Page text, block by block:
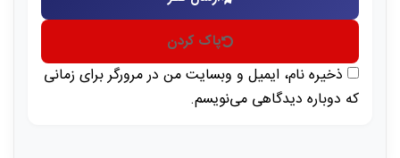
پاک کردن
ذخیره نام، ایمیل و وبسایت من در مرورگر برای زمانی
که دوباره دیدگاهی می‌نویسم.